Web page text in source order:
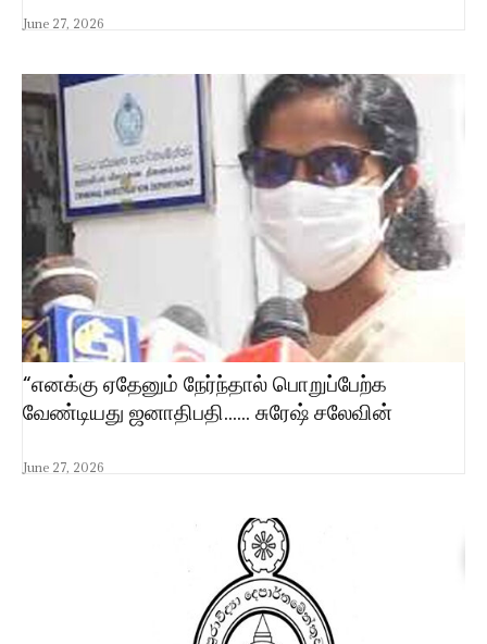
June 27, 2026
“எனக்கு ஏதேனும் நேர்ந்தால் பொறுப்பேற்க
வேண்டியது ஜனாதிபதி…… சுரேஷ் சலேவின்
June 27, 2026